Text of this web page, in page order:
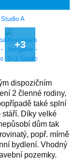
dispozičním
2 členné rodiny,
také splní
Díky velké
dům tak
popř. mírně
bydlení. Vhodný
pozemky.